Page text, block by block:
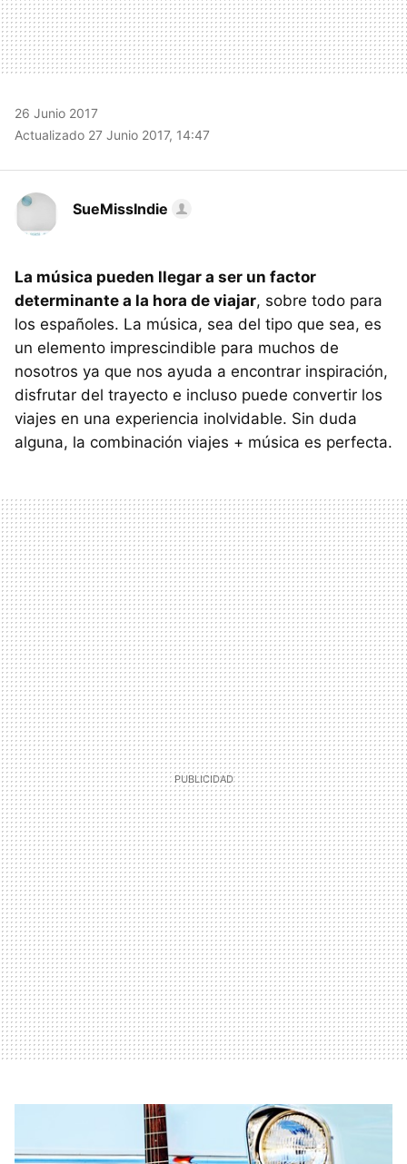
26 Junio 2017
Actualizado 27 Junio 2017, 14:47
SueMissIndie
La música pueden llegar a ser un factor
determinante a la hora de viajar, sobre todo para
los españoles. La música, sea del tipo que sea, es
un elemento imprescindible para muchos de
nosotros ya que nos ayuda a encontrar inspiración,
disfrutar del trayecto e incluso puede convertir los
viajes en una experiencia inolvidable. Sin duda
alguna, la combinación viajes + música es perfecta.